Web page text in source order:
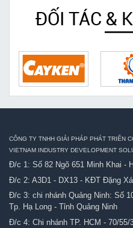
ĐỐI TÁC &
CÔNG TY TNHH GIẢI PHÁP PHÁT TRIỂN
VIETNAM INDUSTRY DEVELOPMENT
Đ/c 1: Số 82 Ngõ 651 Minh Khai -
Đ/c 2: A3D1 - DX13 - KĐT Đặng
Đ/c 3: chi nhánh Quảng Ninh: Số
Tp. Hạ Long - Tỉnh Quảng Ninh
Đ/c 4: Chi nhánh TP. HCM - 70/